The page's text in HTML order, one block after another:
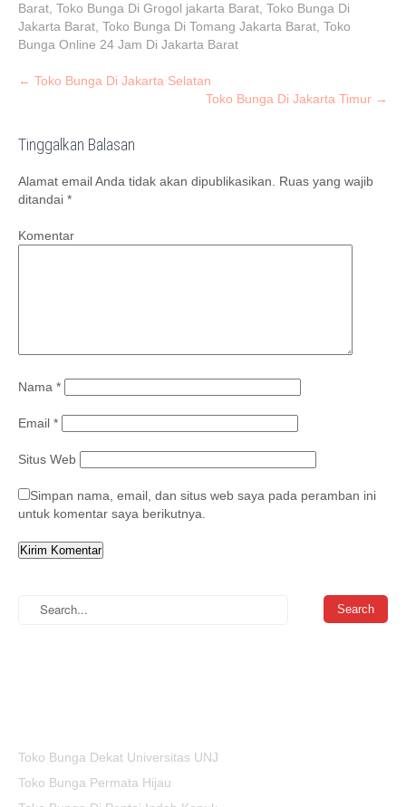
Barat, Toko Bunga Di Grogol jakarta Barat, Toko Bunga Di
Jakarta Barat, Toko Bunga Di Tomang Jakarta Barat, Toko
Bunga Online 24 Jam Di Jakarta Barat
P
t
n
a
i
o
n
← Toko Bunga Di Jakarta Selatan
Toko Bunga Di Jakarta Timur →
Tinggalkan Balasan
Alamat email Anda tidak akan dipublikasikan. Ruas yang wajib
ditandai *
Komentar
Nama *
Email *
Situs Web
Simpan nama, email, dan situs web saya pada peramban ini
untuk komentar saya berikutnya.
Toko Bunga Dekat Universitas UNJ
Toko Bunga Permata Hijau